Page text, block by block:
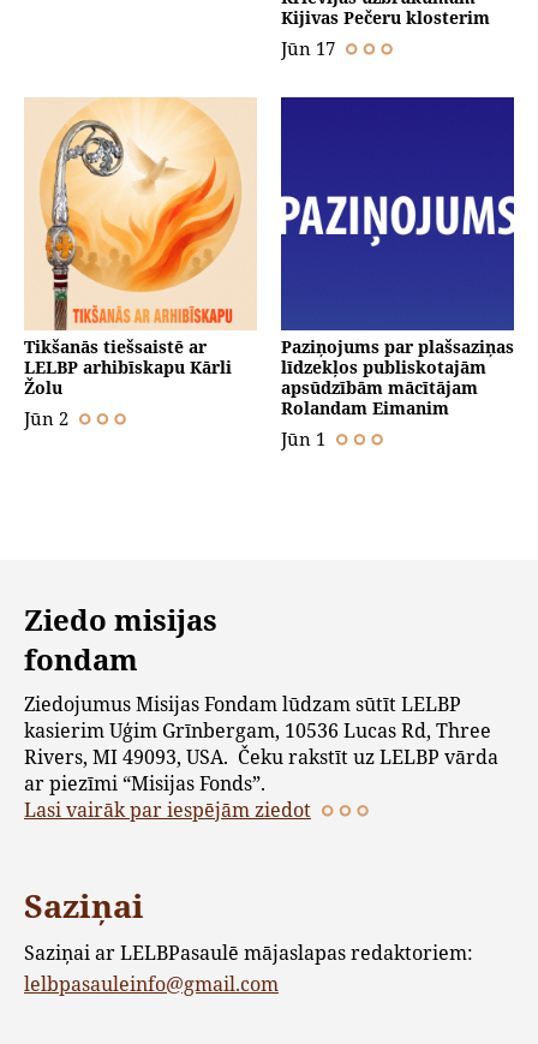
Kijivas Pečeru klosterim
Jūn 17
Tikšanās tiešsaistē ar
LELBP arhibīskapu Kārli
Žolu
Jūn 2
Paziņojums par plašsaziņas
līdzekļos publiskotajām
apsūdzībām mācītājam
Rolandam Eimanim
Jūn 1
Ziedo misijas
fondam
Ziedojumus Misijas Fondam lūdzam sūtīt LELBP
kasierim Uģim Grīnbergam, 10536 Lucas Rd, Three
Rivers, MI 49093, USA. Čeku rakstīt uz LELBP vārda
ar piezīmi “Misijas Fonds”.
Lasi vairāk par iespējām ziedot
Saziņai
Saziņai ar LELBPasaulē mājaslapas redaktoriem:
lelbpasauleinfo@gmail.com